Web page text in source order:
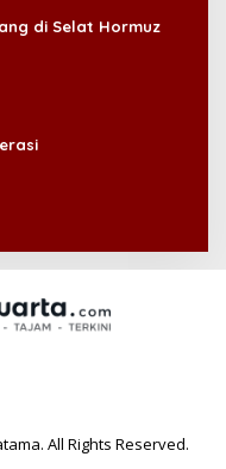
di Selat Hormuz
All Rights Reserved.